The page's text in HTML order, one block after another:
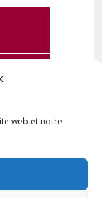
web et notre